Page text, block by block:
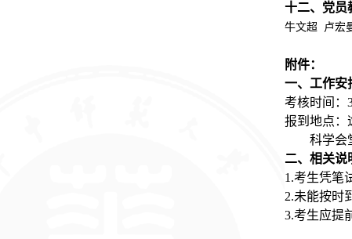
十二、党员
牛文超 卢宏
附件：
一、 工作安
考核时间：
报到地点：
科学会堂
二、相关说
1.考生凭笔
2.未能按时
3.考生应提